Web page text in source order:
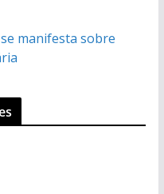
manifesta sobre